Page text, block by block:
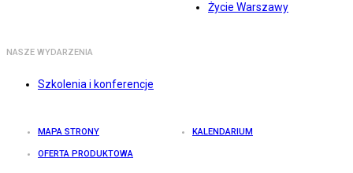
Życie Warszawy
NASZE WYDARZENIA
Szkolenia i konferencje
MAPA STRONY KALENDARIUM
OFERTA PRODUKTOWA